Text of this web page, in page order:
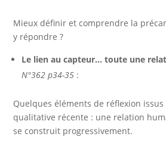
Mieux définir et comprendre la
y répondre ?
Le lien au capteur… toute une
N°362 p34-35 :
Quelques éléments de réflexion issus
qualitative récente : une relation
se construit progressivement.